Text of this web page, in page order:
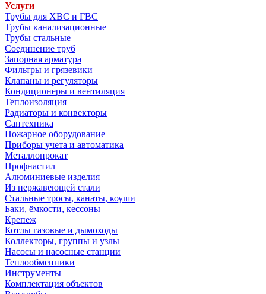
Услуги
Трубы для ХВС и ГВС
Трубы канализационные
Трубы стальные
Соединение труб
Запорная арматура
Фильтры и грязевики
Клапаны и регуляторы
Кондиционеры и вентиляция
Теплоизоляция
Радиаторы и конвекторы
Сантехника
Пожарное оборудование
Приборы учета и автоматика
Металлопрокат
Профнастил
Алюминиевые изделия
Из нержавеющей стали
Стальные тросы, канаты, коуши
Баки, ёмкости, кессоны
Крепеж
Котлы газовые и дымоходы
Коллекторы, группы и узлы
Насосы и насосные станции
Теплообменники
Инструменты
Комплектация объектов